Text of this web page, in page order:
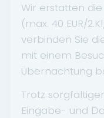
Wir erstatten
(max. 40 EUR/
verbinden Sie
mit einem
Übernachtung
Trotz
Eingabe- und